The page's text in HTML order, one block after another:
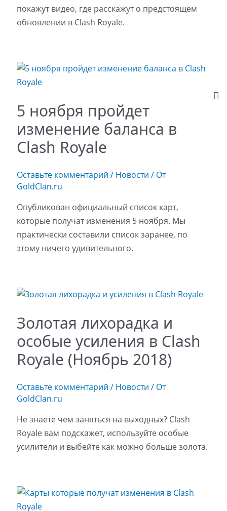
покажут видео, где расскажут о предстоящем
обновлении в Clash Royale.
5 ноября пройдет
изменение баланса в
Clash Royale
Оставьте комментарий / Новости / От
GoldClan.ru
Опубликован официальный список карт,
которые получат изменения 5 ноября. Мы
практически составили список заранее, по
этому ничего удивительного.
Золотая лихорадка и
особые усиления в Clash
Royale (Ноябрь 2018)
Оставьте комментарий / Новости / От
GoldClan.ru
Не знаете чем заняться на выходных? Clash
Royale вам подскажет, используйте особые
усилители и выбейте как можно больше золота.